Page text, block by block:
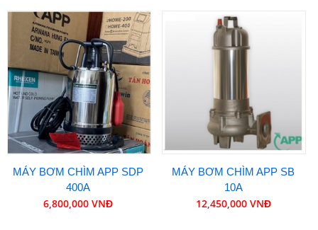
MÁY BƠM CHÌM APP SDP
400A
6,800,000 VNĐ
MÁY BƠM CHÌM APP SB
10A
12,450,000 VNĐ